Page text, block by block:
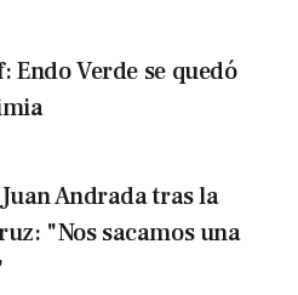
Endo Verde se quedó
Juan Andrada tras la
"Nos sacamos una